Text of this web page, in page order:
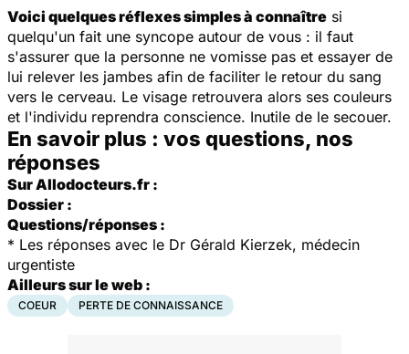
Voici quelques réflexes simples à connaître si
quelqu'un fait une syncope autour de vous : il faut
s'assurer que la personne ne vomisse pas et essayer de
lui relever les jambes afin de faciliter le retour du sang
vers le cerveau. Le visage retrouvera alors ses couleurs
et l'individu reprendra conscience. Inutile de le secouer.
En savoir plus : vos questions, nos
réponses
Sur Allodocteurs.fr :
Dossier :
Questions/réponses :
* Les réponses avec le Dr Gérald Kierzek, médecin
urgentiste
Ailleurs sur le web :
COEUR PERTE DE CONNAISSANCE